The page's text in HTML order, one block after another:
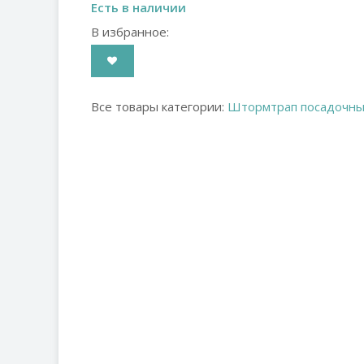
Есть в наличии
В избранное:
Все товары категории: Штормтрап